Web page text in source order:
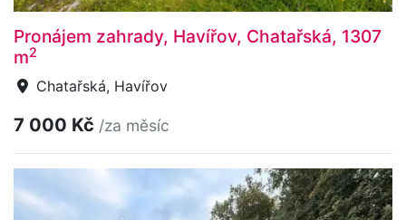
Pronájem zahrady, Havířov, Chatařská, 1307
m2
Chatařská, Havířov
7 000 Kč /za měsíc